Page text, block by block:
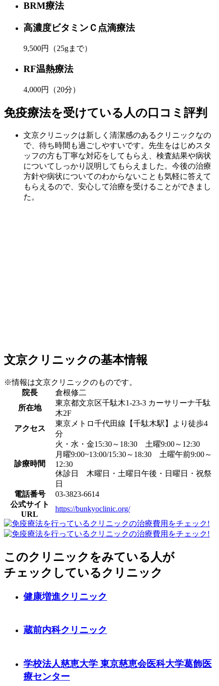
BRM療法
高濃度ビタミンＣ点滴療法
9,500円 （25gまで）
RF温熱療法
4,000円 （20分）
免疫療法を受けている人の口コミ評判
文京クリニックは新しく清潔感のあるクリニックなの
で、待ち時間も過ごしやすいです。先生をはじめスタ
ッフの方も丁寧な対応をしてもらえ、検査結果や病状
についてしっかり説明してもらえました。今後の治療
方針や病状についてのわからないことも気軽に答えて
もらえるので、安心して治療を受けることができまし
た。
文京クリニックの基本情報
※情報は文京クリニックのものです。
院長
倉根修二
所在地
東京都文京区千駄木1-23-3 カーサリーナ千駄
木2F
アクセス
東京メトロ千代田線【千駄木駅】より徒歩4
分
診療時間
火・水・金15:30～18:30 土曜9:00～12:30
月曜9:00~13:00/15:30～18:30 土曜午前9:00～
12:30
休診日 木曜日・土曜日午後・日曜日・祝祭
日
電話番号
03-3823-6614
公式サイト
URL
https://bunkyoclinic.org/
このクリニックをみている人が
チェックしているクリニック
健康増進クリニック
蔵前内科クリニック
学校法人慈恵大学 東京慈恵会医科大学葛飾医
療センター